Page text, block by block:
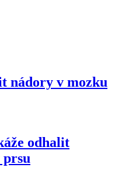
nádory v mozku
odhalit
prsu